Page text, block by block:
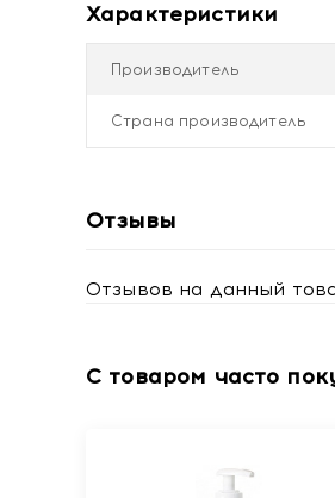
Купить БАД
Характеристики
Производитель
Страна производитель
Отзывы
Отзывов на данный
С товаром часто